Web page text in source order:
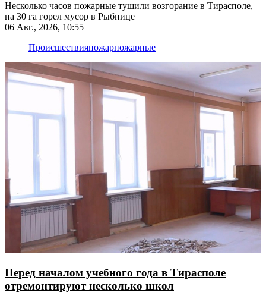
Несколько часов пожарные тушили возгорание в Тирасполе,
на 30 га горел мусор в Рыбнице
06 Авг., 2026, 10:55
Происшествияпожарпожарные
Перед началом учебного года в Тирасполе
отремонтируют несколько школ